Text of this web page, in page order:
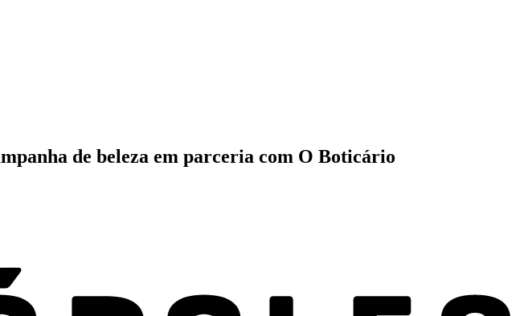
de beleza em parceria com O Boticário